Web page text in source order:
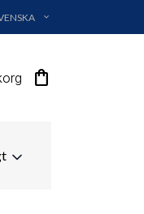
EXPAND_MORE
shopping_bag